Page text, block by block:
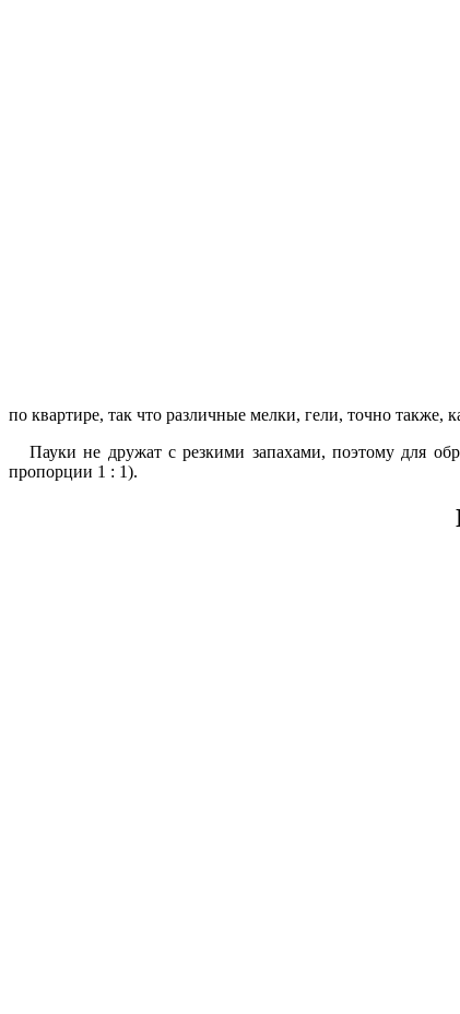
по квартире, так что различные мелки, гели, точно также,
Пауки не дружат с резкими запахами, поэтому для
пропорции 1 : 1).